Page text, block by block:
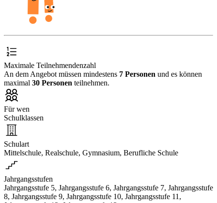
Maximale Teilnehmendenzahl
An dem Angebot müssen mindestens 7 Personen und es können
maximal 30 Personen teilnehmen.
Für wen
Schulklassen
Schulart
Mittelschule, Realschule, Gymnasium, Berufliche Schule
Jahrgangsstufen
Jahrgangsstufe 5, Jahrgangsstufe 6, Jahrgangsstufe 7, Jahrgangsstufe
8, Jahrgangsstufe 9, Jahrgangsstufe 10, Jahrgangsstufe 11,